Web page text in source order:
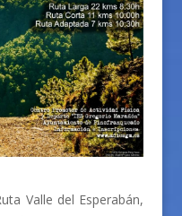
Valle del Esperabán,